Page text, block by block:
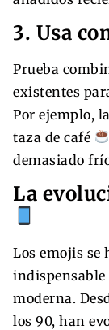
3. Usa
Prueba
existentes
Por ejemplo,
taza de café
demasiado
La
Los emojis se
moderna.
los 90, han